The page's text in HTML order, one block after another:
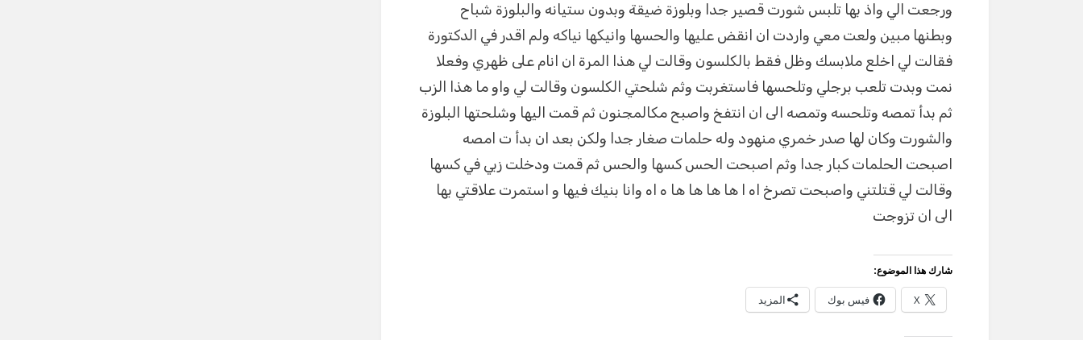
ورجعت الي واذ بها تلبس شورت قصير جدا وبلوزة ضيقة وبدون ستيانه والبلوزة شباح
وبطنها مبين ولعت معي واردت ان انقض عليها والحسها وانيكها نياكه ولم اقدر في الدكتورة
فقالت لي اخلع ملابسك وظل فقط بالكلسون وقالت لي هذا المرة ان انام على ظهري وفعلا
نمت وبدت تلعب برجلي وتلحسها فاستغربت وثم شلحتي الكلسون وقالت لي واو ما هذا الزب
ثم بدأ تمصه وتلحسه وتمصه الى ان انتفخ واصبح مكالمجنون ثم قمت اليها وشلحتها البلوزة
والشورت وكان لها صدر خمري منهود وله حلمات صغار جدا ولكن بعد ان بدأ ت امصه
اصبحت الحلمات كبار جدا وثم اصبحت الحس كسها والحس ثم قمت ودخلت زبي في كسها
وقالت لي قتلتني واصبحت تصرخ اه ا ها ها ها ها ه اه وانا بنيك فيها و استمرت علاقتي بها
الى ان تزوجت
شارك هذا الموضوع:
X فيس بوك المزيد